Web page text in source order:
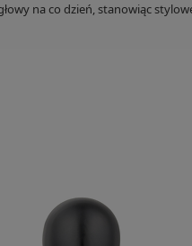
na co dzień, stanowiąc